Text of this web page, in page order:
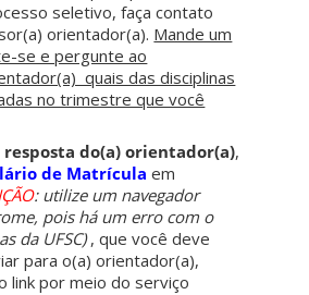
seletivo, faça contato
orientador(a). Mande um
se e pergunte ao
quais das disciplinas
no trimestre que você
resposta do(a) orientador(a),
de Matrícula em
: utilize um navegador
pois há um erro com o
da UFSC), que você deve
para o(a) orientador(a),
link por meio do serviço